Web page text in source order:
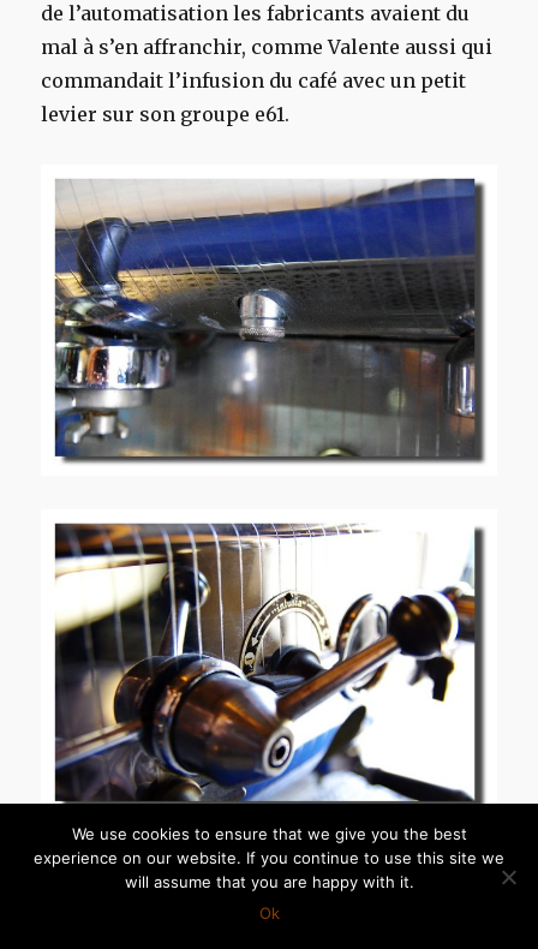
de l’automatisation les fabricants avaient du
mal à s’en affranchir, comme Valente aussi qui
commandait l’infusion du café avec un petit
levier sur son groupe e61.
We use cookies to ensure that we give you the best
experience on our website. If you continue to use this site we
will assume that you are happy with it.
Ok